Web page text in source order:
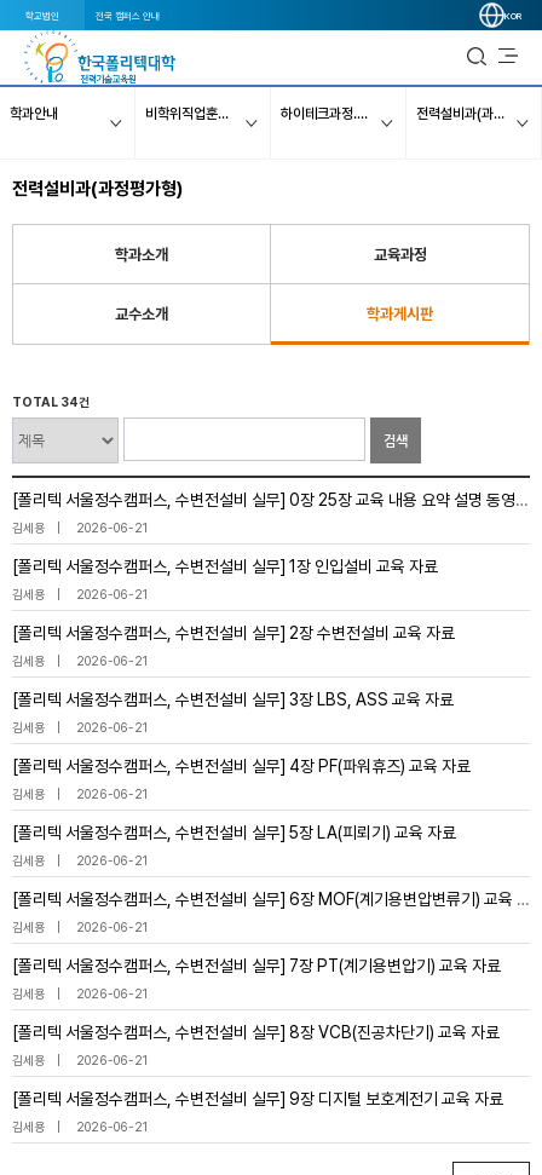
학교법인 전국 캠퍼스 안내 KOR
학과안내 비학위직업훈련과정 하이테크과정..【대졸(2년제 이상) 미취업자 대상】 전력설비과(과정평가형)
전력설비과(과정평가형)
학과소개 교육과정
교수소개 학과게시판
TOTAL 34건
검색
[폴리텍 서울정수캠퍼스, 수변전설비 실무] 0장 25장 교육 내용 요약 설명 동영상 안내
김세용 2026-06-21
[폴리텍 서울정수캠퍼스, 수변전설비 실무] 1장 인입설비 교육 자료
김세용 2026-06-21
[폴리텍 서울정수캠퍼스, 수변전설비 실무] 2장 수변전설비 교육 자료
김세용 2026-06-21
[폴리텍 서울정수캠퍼스, 수변전설비 실무] 3장 LBS, ASS 교육 자료
김세용 2026-06-21
[폴리텍 서울정수캠퍼스, 수변전설비 실무] 4장 PF(파워휴즈) 교육 자료
김세용 2026-06-21
[폴리텍 서울정수캠퍼스, 수변전설비 실무] 5장 LA(피뢰기) 교육 자료
김세용 2026-06-21
[폴리텍 서울정수캠퍼스, 수변전설비 실무] 6장 MOF(계기용변압변류기) 교육 자료
김세용 2026-06-21
[폴리텍 서울정수캠퍼스, 수변전설비 실무] 7장 PT(계기용변압기) 교육 자료
김세용 2026-06-21
[폴리텍 서울정수캠퍼스, 수변전설비 실무] 8장 VCB(진공차단기) 교육 자료
김세용 2026-06-21
[폴리텍 서울정수캠퍼스, 수변전설비 실무] 9장 디지털 보호계전기 교육 자료
김세용 2026-06-21